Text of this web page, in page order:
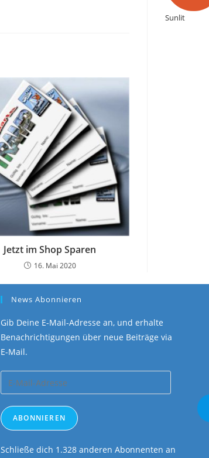
Jetzt im Shop Sparen
16. Mai 2020
Sunlit
News Abonnieren
Gib Deine E-Mail-Adresse an, und erhalte
Benachrichtigungen über neue Beiträge via
E-Mail.
Mail-
Adresse
ABONNIEREN
Schließe dich 1.328 anderen Abonnenten an